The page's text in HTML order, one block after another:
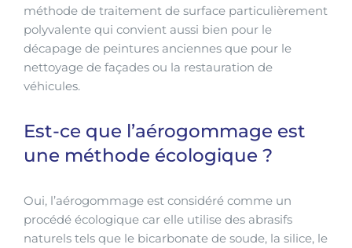
méthode de traitement de surface particulièrement
polyvalente qui convient aussi bien pour le
décapage de peintures anciennes que pour le
nettoyage de façades ou la restauration de
véhicules.
Est-ce que l’aérogommage est
une méthode écologique ?
Oui, l’aérogommage est considéré comme un
procédé écologique car elle utilise des abrasifs
naturels tels que le bicarbonate de soude, la silice, le